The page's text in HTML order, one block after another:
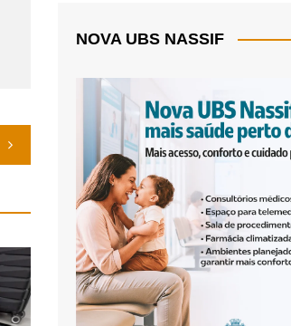
NOVA UBS NASSIF